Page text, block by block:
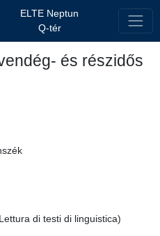
ELTE Neptun
Q-tér
és részidős
di testi di linguistica)